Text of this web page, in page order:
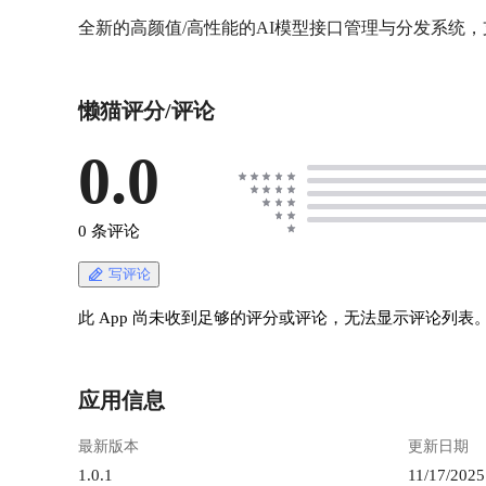
懒猫评分/评论
0.0
0 条评论
写评论
此 App 尚未收到足够的评分或评论，无法显示评论列表
应用信息
最新版本
1.0.1
更新日期
11/17/2025